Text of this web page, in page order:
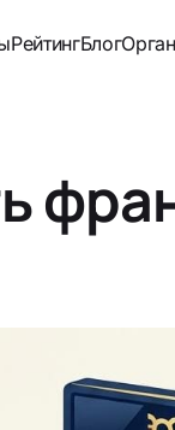
РейтингБлог